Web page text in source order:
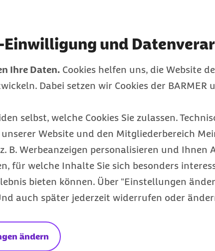
Einwilligung und
Ihre Daten. Cookies helfen uns, die Website
Dabei setzen wir Cookies der
selbst, welche Cookies Sie zulassen.
Website und den Mitgliederbereich
B. Werbeanzeigen personalisieren und
für welche Inhalte Sie sich besonders
bieten können. Über "Einstellungen
auch später jederzeit widerrufen oder
ändern
vereinfachen
haben die Autoren daher Interviews mit
Zahnärzten geführt. Demnach
in Pflegeheimen der Meinung, dass
Bewohner trotz neuer Leistungsziffern
therapeutischer Leistungen
nicht vorhandenen zahnärztlichen
mit dem bürokratischen Aufwand rund
Zahnarzt. Zudem würden sich manche
zu gehen. „Um den Besuch von
nicht unnötig zu erschweren, sollten
von Krankenfahrten
Pläne gibt es auf Seiten der
und der Kassenzahnärztlichen sowie
was wir unterstützen“, so Straub.